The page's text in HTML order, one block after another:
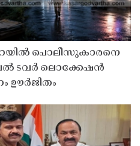
പൊലീസുകാരനെ
ടവർ ലൊക്കേഷൻ
ഊർജിതം